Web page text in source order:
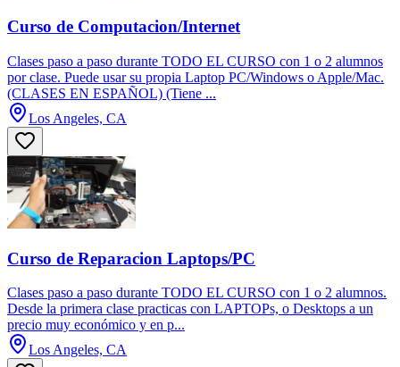
Curso de Computacion/Internet
Clases paso a paso durante TODO EL CURSO con 1 o 2 alumnos
por clase. Puede usar su propia Laptop PC/Windows o Apple/Mac.
(CLASES EN ESPAÑOL) (Tiene ...
Los Angeles, CA
Curso de Reparacion Laptops/PC
Clases paso a paso durante TODO EL CURSO con 1 o 2 alumnos.
Desde la primera clase practicas con LAPTOPs, o Desktops a un
precio muy económico y en p...
Los Angeles, CA